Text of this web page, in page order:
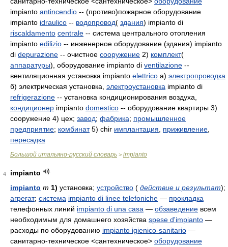
impianto antincendio -- (противо)пожарное оборудование
impianto idraulico -- водопровод( здания) impianto di
riscaldamento centrale -- система центрального отопления
impianto edilizio -- инженерное оборудование (здания) impianto
di depurazione -- очистное сооружение 2) комплект(
аппаратуры), оборудование impianto di ventilazione --
вентиляционная установка impianto elettrico а) электропроводка
б) электрическая установка, электроустановка impianto di
refrigerazione -- установка кондиционирования воздуха,
кондиционер impianto domestico -- оборудование квартиры 3)
сооружение 4) цех; завод; фабрика; промышленное
предприятие; комбинат5) chir имплантация приживление
пересадка
Большой итальяно-русский словарь > impianto
4
impianto
impianto m 1) установка; устройство ( действие и результат);
агрегат; система impianto di linee telefoniche — прокладка
телефонных линий impianto di una casa — обзаведение всем
необходимым для домашнего хозяйства spese d'impianto —
расходы по оборудованию impianto igienico-sanitario —
санитарно-техническое <сантехническое> оборудование